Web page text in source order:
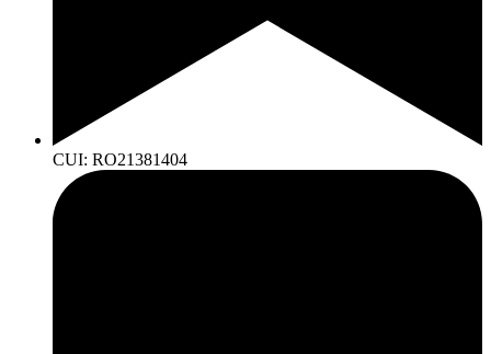
CUI: RO21381404